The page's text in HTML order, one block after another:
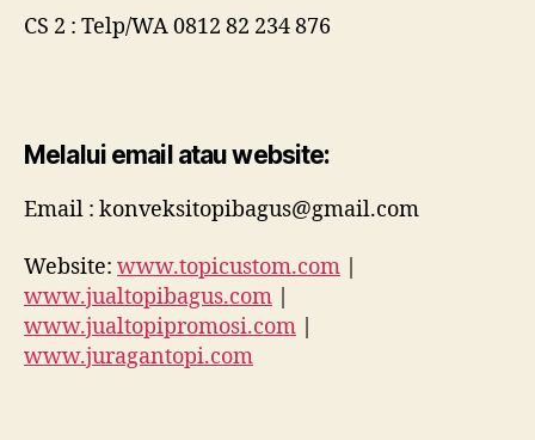
CS 2 : Telp/WA 0812 82 234 876
Melalui email atau website:
Email : konveksitopibagus@gmail.com
Website: www.topicustom.com |
www.jualtopibagus.com |
www.jualtopipromosi.com |
www.juragantopi.com